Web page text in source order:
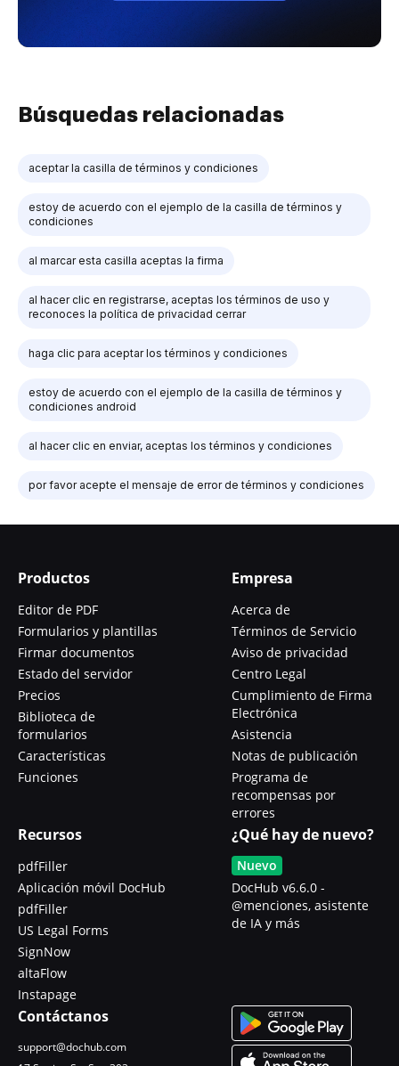
Búsquedas relacionadas
aceptar la casilla de términos y condiciones
estoy de acuerdo con el ejemplo de la casilla de términos y
condiciones
al marcar esta casilla aceptas la firma
al hacer clic en registrarse, aceptas los términos de uso y
reconoces la política de privacidad cerrar
haga clic para aceptar los términos y condiciones
estoy de acuerdo con el ejemplo de la casilla de términos y
condiciones android
al hacer clic en enviar, aceptas los términos y condiciones
por favor acepte el mensaje de error de términos y condiciones
Productos
Editor de PDF
Formularios y plantillas
Firmar documentos
Estado del servidor
Precios
Biblioteca de
formularios
Características
Funciones
Empresa
Acerca de
Términos de Servicio
Aviso de privacidad
Centro Legal
Cumplimiento de Firma
Electrónica
Asistencia
Notas de publicación
Programa de
recompensas por
errores
Recursos
pdfFiller
Aplicación móvil DocHub
pdfFiller
US Legal Forms
SignNow
altaFlow
Instapage
¿Qué hay de nuevo?
Nuevo
DocHub v6.6.0 -
@menciones, asistente
de IA y más
Contáctanos
support@dochub.com